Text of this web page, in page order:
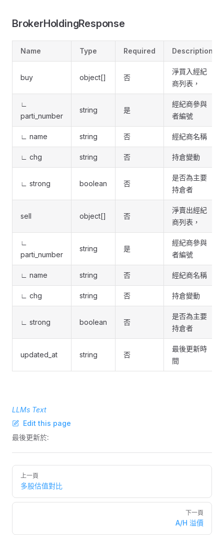
BrokerHoldingResponse
Name Type Required Description
buy object[] 否
淨買入經紀
商列表，
∟
parti_number
string 是
經紀商參與
者編號
∟ name string 否 經紀商名稱
∟ chg string 否 持倉變動
∟ strong boolean 否
是否為主要
持倉者
sell object[] 否
淨賣出經紀
商列表，
∟
parti_number
string 是
經紀商參與
者編號
∟ name string 否 經紀商名稱
∟ chg string 否 持倉變動
∟ strong boolean 否
是否為主要
持倉者
updated_at string 否
最後更新時
間
LLMs Text
Edit this page
最後更新於:
Pager
上一頁
多股估值對比
下一頁
A/H 溢價